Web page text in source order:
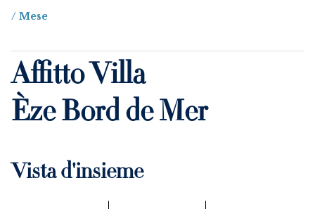
/ Mese
Affitto Villa
Èze Bord de Mer
Vista d'insieme